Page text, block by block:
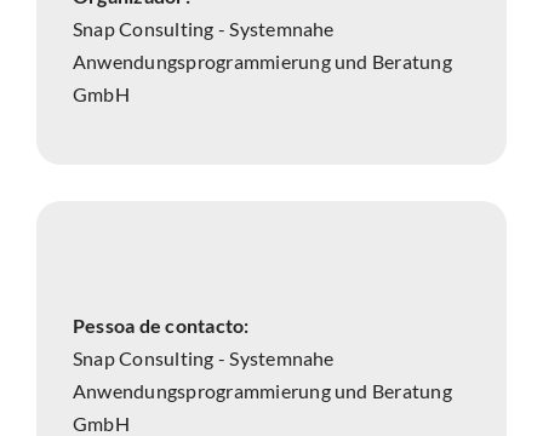
Snap Consulting - Systemnahe
Anwendungsprogrammierung und Beratung
GmbH
Pessoa de contacto:
Snap Consulting - Systemnahe
Anwendungsprogrammierung und Beratung
GmbH